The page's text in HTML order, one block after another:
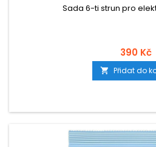
Sada 6-ti strun pro
390 Kč
 Přidat do